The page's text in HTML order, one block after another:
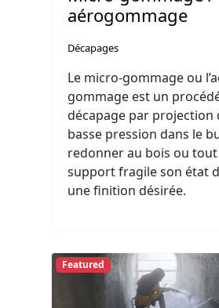
aérogommage
Décapages
Le micro-gommage ou
gommage est un
décapage par projection
basse pression dans le
redonner au bois ou
support fragile son état
une finition désirée.
Featured